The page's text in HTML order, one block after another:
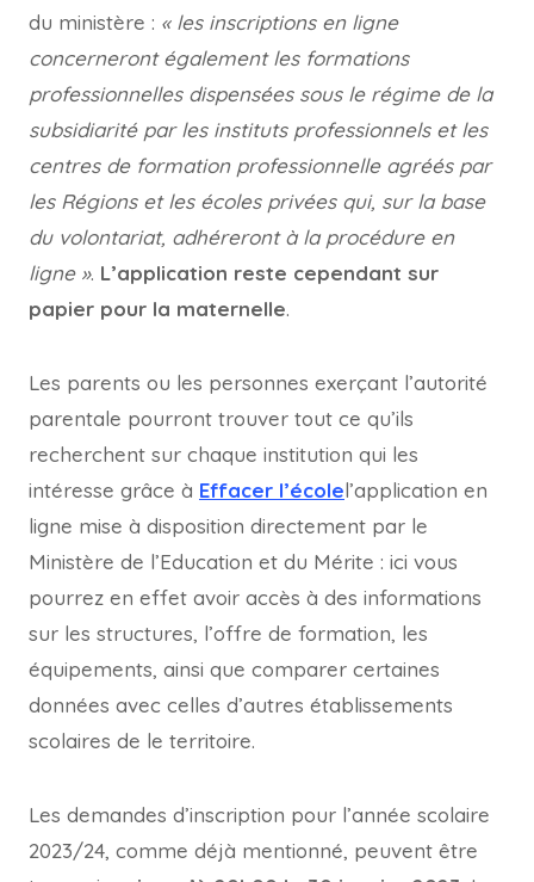
du ministère : « les inscriptions en ligne
concerneront également les formations
professionnelles dispensées sous le régime de la
subsidiarité par les instituts professionnels et les
centres de formation professionnelle agréés par
les Régions et les écoles privées qui, sur la base
du volontariat, adhéreront à la procédure en
ligne ». L’application reste cependant sur
papier pour la maternelle.
Les parents ou les personnes exerçant l’autorité
parentale pourront trouver tout ce qu’ils
recherchent sur chaque institution qui les
intéresse grâce à Effacer l’écolel’application en
ligne mise à disposition directement par le
Ministère de l’Education et du Mérite : ici vous
pourrez en effet avoir accès à des informations
sur les structures, l’offre de formation, les
équipements, ainsi que comparer certaines
données avec celles d’autres établissements
scolaires de le territoire.
Les demandes d’inscription pour l’année scolaire
2023/24, comme déjà mentionné, peuvent être